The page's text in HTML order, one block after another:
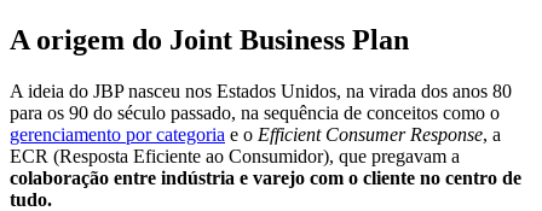
A origem do Joint Business Plan
A ideia do JBP nasceu nos Estados Unidos, na virada dos anos 80
para os 90 do século passado, na sequência de conceitos como o
gerenciamento por categoria e o Efficient Consumer Response, a
ECR (Resposta Eficiente ao Consumidor), que pregavam a
colaboração entre indústria e varejo com o cliente no centro de
tudo.